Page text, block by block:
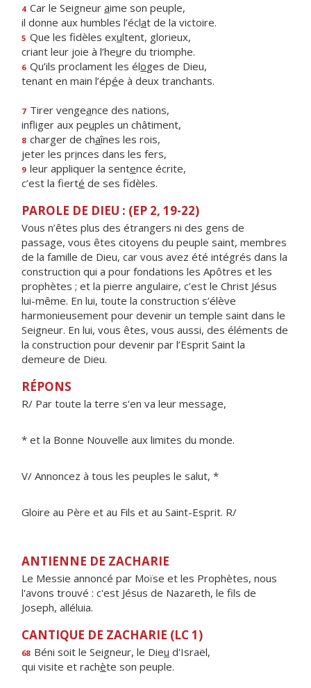
4 Car le Seigneur aime son peuple,
il donne aux humbles l’éclat de la victoire.
5 Que les fidèles exultent, glorieux,
criant leur joie à l’heure du triomphe.
6 Qu’ils proclament les éloges de Dieu,
tenant en main l’épée à deux tranchants.
7 Tirer vengeance des nations,
infliger aux peuples un châtiment,
8 charger de chaînes les rois,
jeter les princes dans les fers,
9 leur appliquer la sentence écrite,
c’est la fierté de ses fidèles.
PAROLE DE DIEU : (EP 2, 19-22)
Vous n’êtes plus des étrangers ni des gens de
passage, vous êtes citoyens du peuple saint, membres
de la famille de Dieu, car vous avez été intégrés dans la
construction qui a pour fondations les Apôtres et les
prophètes ; et la pierre angulaire, c’est le Christ Jésus
lui-même. En lui, toute la construction s’élève
harmonieusement pour devenir un temple saint dans le
Seigneur. En lui, vous êtes, vous aussi, des éléments de
la construction pour devenir par l’Esprit Saint la
demeure de Dieu.
RÉPONS
R/ Par toute la terre s'en va leur message,
* et la Bonne Nouvelle aux limites du monde.
V/ Annoncez à tous les peuples le salut, *
Gloire au Père et au Fils et au Saint-Esprit. R/
ANTIENNE DE ZACHARIE
Le Messie annoncé par Moïse et les Prophètes, nous
l'avons trouvé : c'est Jésus de Nazareth, le fils de
Joseph, alléluia.
CANTIQUE DE ZACHARIE (LC 1)
68 Béni soit le Seigneur, le Dieu d'Israël,
qui visite et rachète son peuple.